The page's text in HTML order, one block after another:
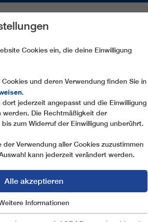
SERVICE
Cookies ein, die deine Einwilligung
und deren Verwendung finden Sie in
.
dort jederzeit angepasst und die Einwilligung
Die Rechtmäßigkeit der
zum Widerruf der Einwilligung unberührt.
der Verwendung aller Cookies zuzustimmen
kann jederzeit verändert werden.
Alle akzeptieren
Informationen